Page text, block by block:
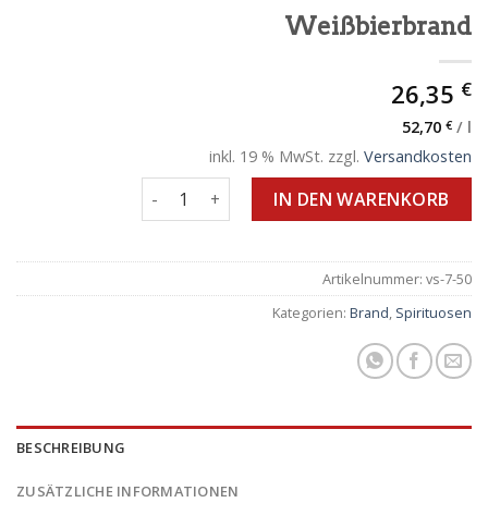
Weißbierbrand
26,35 €
52,70 € / l
inkl. 19 % MwSt. zzgl. Versandkosten
Weißbierbrand MengeIN DEN WARENKORB
Artikelnummer: vs-7-50
Kategorien: Brand, Spirituosen
BESCHREIBUNG
ZUSÄTZLICHE INFORMATIONEN